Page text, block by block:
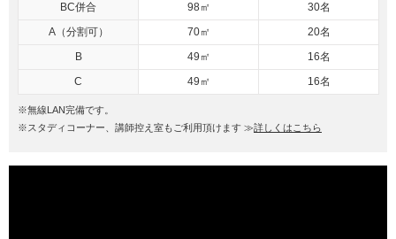
BC併合
98㎡
30名
A（分割可）
70㎡
20名
B
49㎡
16名
C
49㎡ 16名
※無線LAN完備です。
※スタディコーナー、講師控え室もご利用頂けます ≫詳しくはこちら